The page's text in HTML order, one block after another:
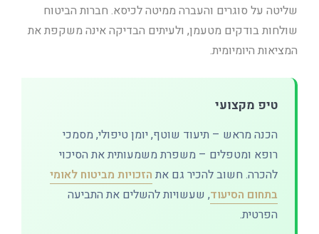
שליטה על סוגרים והעברה ממיטה לכיסא. חברות הביטוח
שולחות בודקים מטעמן, ולעיתים הבדיקה אינה משקפת את
המציאות היומיומית.
טיפ מקצועי
הכנה מראש – תיעוד שוטף, יומן טיפולי, מסמכי
רופא ומטפלים – משפרת משמעותית את הסיכוי
להכרה. חשוב להכיר גם את הזכויות מביטוח לאומי
בתחום הסיעוד, שעשויות להשלים את התביעה
הפרטית.